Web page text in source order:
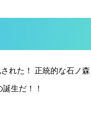
れた！ 正統的な石ノ
生だ！！